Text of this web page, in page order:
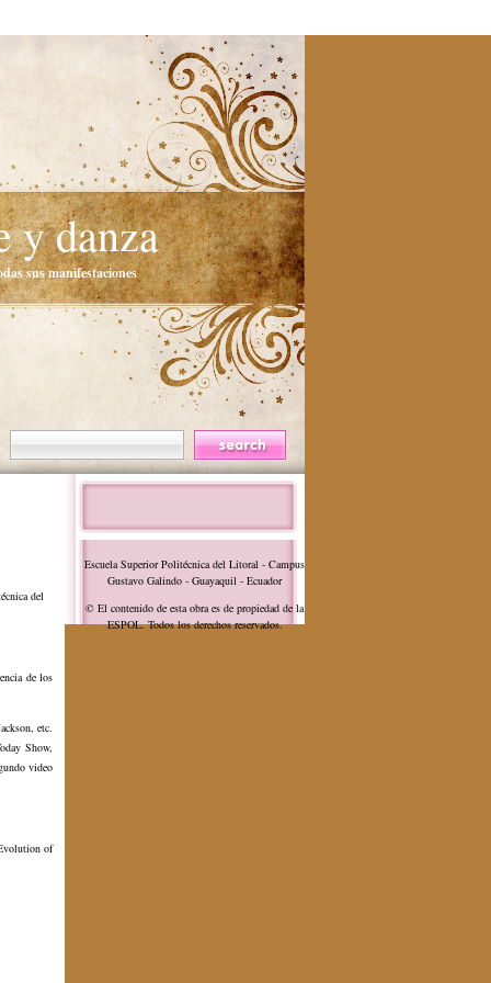
y danza
sus manifestaciones
del
de los
etc.
Show,
video
of
Escuela Superior Politécnica del Litoral - Campus
Gustavo Galindo - Guayaquil - Ecuador
© El contenido de esta obra es de propiedad de la
ESPOL. Todos los derechos reservados.